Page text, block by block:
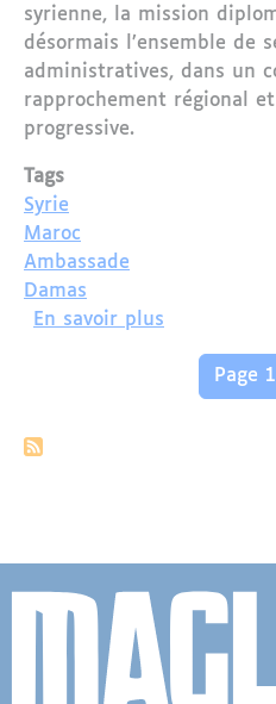
syrienne, la mission
désormais l’ensemble de
administratives, dans un
rapprochement régional
progressive.
Tags
Syrie
Maroc
Ambassade
Damas
En savoir plus
Page 1